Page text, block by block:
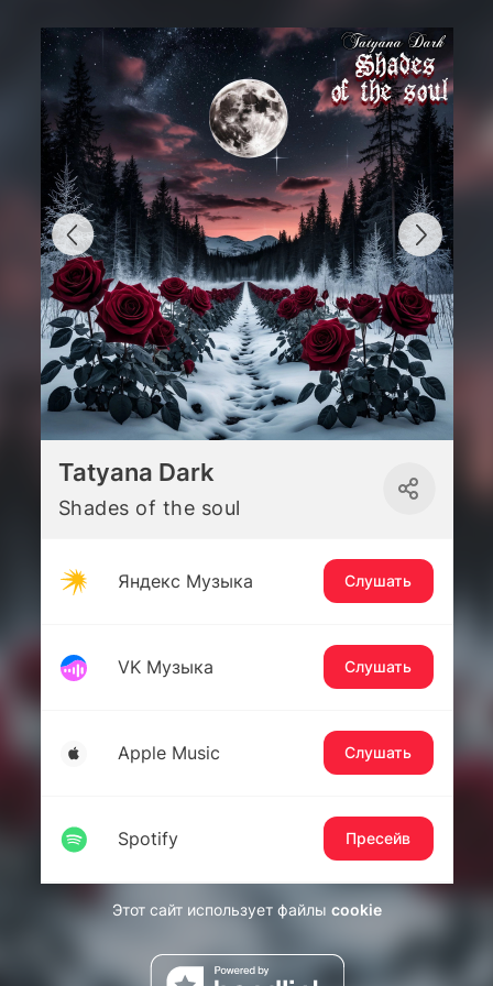
Tatyana Dark
Shades of the soul
Яндекс Музыка Слушать
VK Музыка Слушать
Apple Music Слушать
Spotify Пресейв
Этот сайт использует файлы cookie